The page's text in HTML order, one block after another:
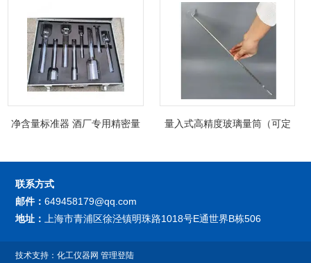
净含量标准器 酒厂专用精密量
量入式高精度玻璃量筒（可定
联系方式
邮件：649458179@qq.com
地址：
上海市青浦区徐泾镇明珠路1018号E通世界B栋506
技术支持：化工仪器网 管理登陆